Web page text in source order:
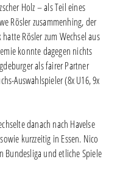
Holz – als Teil eines
Rösler zusammenhing, der
Rösler zum Wechsel aus
konnte dagegen nichts
als fairer Partner
Auswahlspieler (8x U16, 9x
danach nach Havelse
kurzzeitig in Essen. Nico
Bundesliga und etliche Spiele